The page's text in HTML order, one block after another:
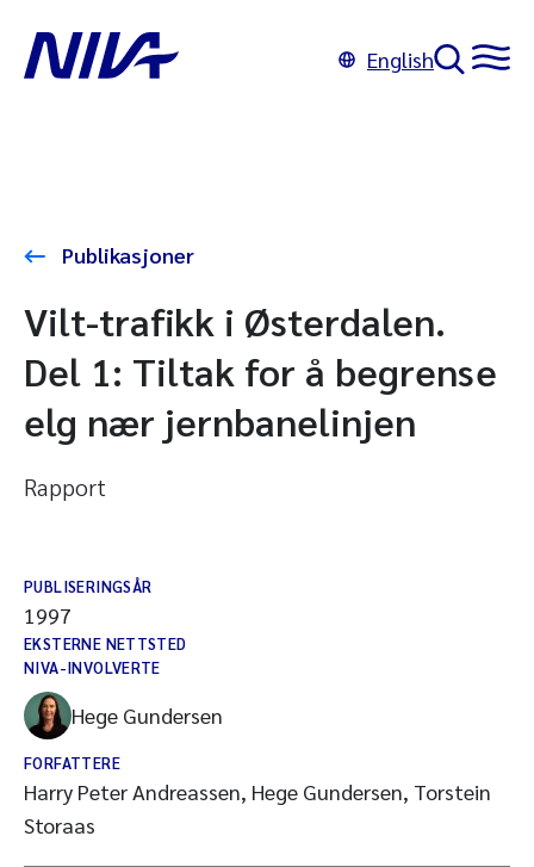
English
Publikasjoner
Vilt-trafikk i Østerdalen.
Del 1: Tiltak for å begrense
elg nær jernbanelinjen
Rapport
PUBLISERINGSÅR
1997
EKSTERNE NETTSTED
NIVA-INVOLVERTE
Hege Gundersen
FORFATTERE
Harry Peter Andreassen, Hege Gundersen, Torstein
Storaas